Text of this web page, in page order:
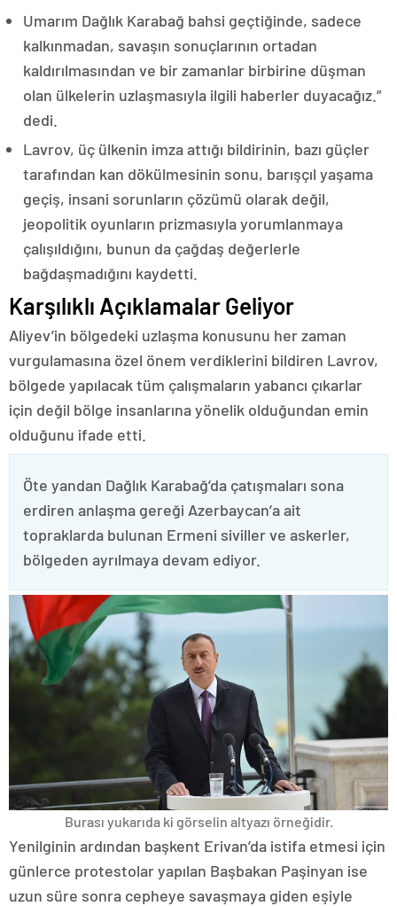
Umarım Dağlık Karabağ bahsi geçtiğinde, sadece
kalkınmadan, savaşın sonuçlarının ortadan
kaldırılmasından ve bir zamanlar birbirine düşman
olan ülkelerin uzlaşmasıyla ilgili haberler duyacağız.”
dedi.
Lavrov, üç ülkenin imza attığı bildirinin, bazı güçler
tarafından kan dökülmesinin sonu, barışçıl yaşama
geçiş, insani sorunların çözümü olarak değil,
jeopolitik oyunların prizmasıyla yorumlanmaya
çalışıldığını, bunun da çağdaş değerlerle
bağdaşmadığını kaydetti.
Karşılıklı Açıklamalar Geliyor
Aliyev’in bölgedeki uzlaşma konusunu her zaman
vurgulamasına özel önem verdiklerini bildiren Lavrov,
bölgede yapılacak tüm çalışmaların yabancı çıkarlar
için değil bölge insanlarına yönelik olduğundan emin
olduğunu ifade etti.
Öte yandan Dağlık Karabağ’da çatışmaları sona
erdiren anlaşma gereği Azerbaycan’a ait
topraklarda bulunan Ermeni siviller ve askerler,
bölgeden ayrılmaya devam ediyor.
Burası yukarıda ki görselin altyazı örneğidir.
Yenilginin ardından başkent Erivan’da istifa etmesi için
günlerce protestolar yapılan Başbakan Paşinyan ise
uzun süre sonra cepheye savaşmaya giden eşiyle